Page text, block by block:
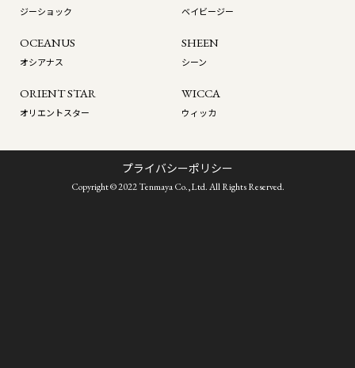
ジーショック ベイビージー
OCEANUS
オシアナス
SHEEN
シーン
ORIENT STAR
オリエントスター
WICCA
ウィッカ
プライバシーポリシー
Copyright © 2022 Tenmaya Co.,Ltd. All Rights Reserved.